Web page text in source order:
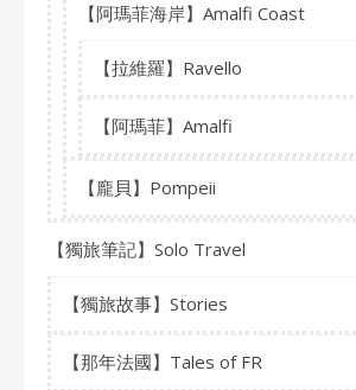
【阿瑪菲海岸】Amalfi Coast
【拉維羅】Ravello
【阿瑪菲】Amalfi
【龐貝】Pompeii
【獨旅筆記】Solo Travel
【獨旅故事】Stories
【那年法國】Tales of FR